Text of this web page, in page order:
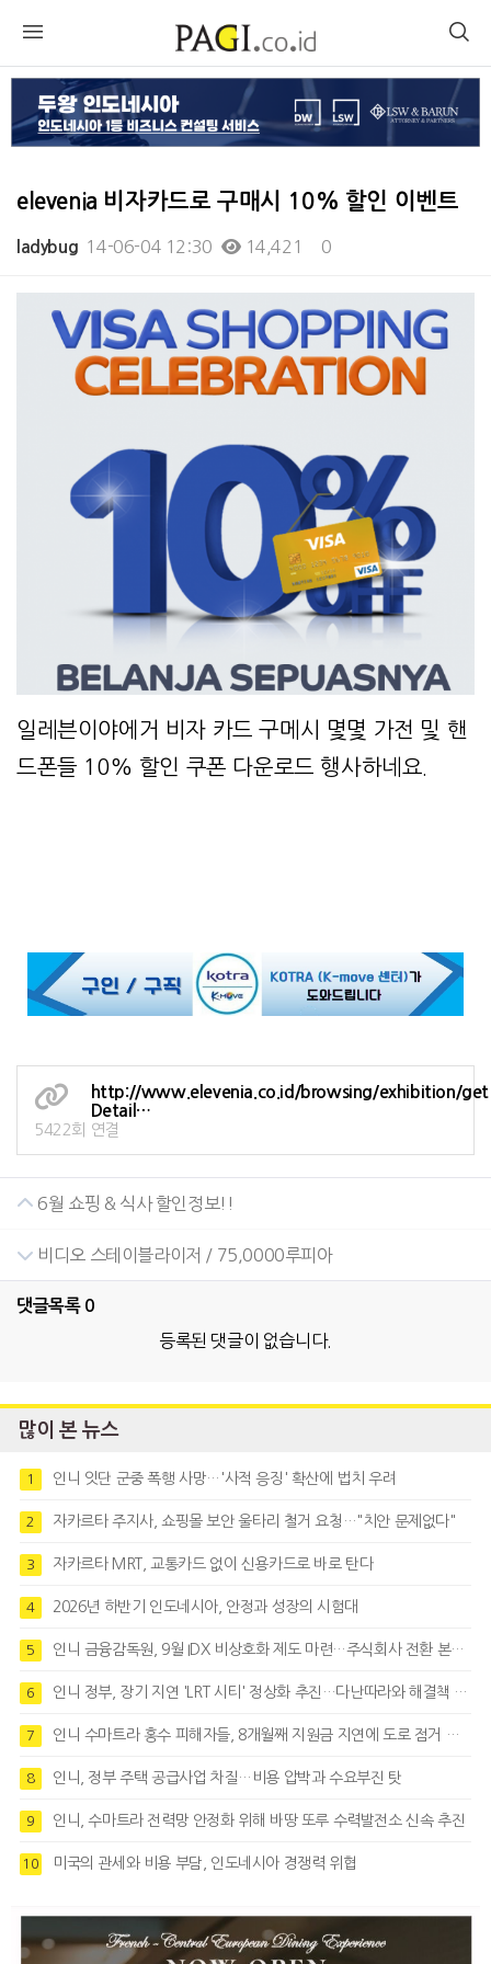
elevenia 비자카드로 구매시 10% 할인 이벤트
ladybug 14-06-04 12:30 14,421 0
일레븐이야에거 비자 카드 구메시 몇몇 가전 및 핸
드폰들 10% 할인 쿠폰 다운로드 행사하네요.
http://www.elevenia.co.id/browsing/exhibition/
Detail…
5422회 연결
6월 쇼핑 & 식사 할인정보!!
비디오 스테이블라이저 / 75,0000루피아
댓글목록 0
등록된 댓글이 없습니다.
많이 본 뉴스
1 인니 잇단 군중 폭행 사망…'사적 응징' 확산에 법치 우려
2 자카르타 주지사, 쇼핑몰 보안 울타리 철거 요청…"치안 문제없다"
3 자카르타 MRT, 교통카드 없이 신용카드로 바로 탄다
4 2026년 하반기 인도네시아, 안정과 성장의 시험대
5 인니 금융감독원, 9월 IDX 비상호화 제도 마련…주식회사 전환 본격화
6 인니 정부, 장기 지연 'LRT 시티' 정상화 추진…다난따라와 해결책 모색
7 인니 수마트라 홍수 피해자들, 8개월째 지원금 지연에 도로 점거 시위
8 인니, 정부 주택 공급사업 차질…비용 압박과 수요부진 탓
9 인니, 수마트라 전력망 안정화 위해 바땅 또루 수력발전소 신속 추진
10 미국의 관세와 비용 부담, 인도네시아 경쟁력 위협